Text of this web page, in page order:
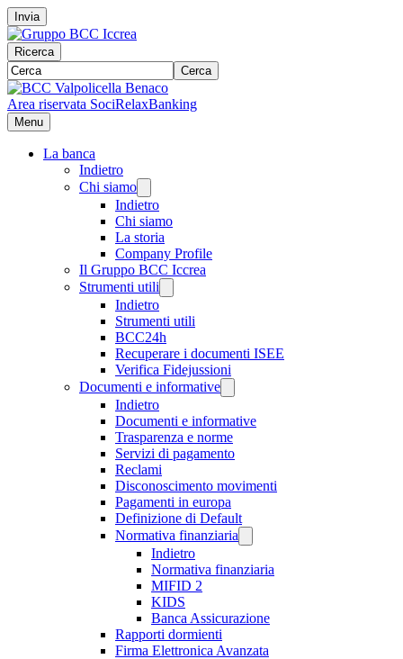
Invia
Ricerca
Cerca
Area riservata SociRelaxBanking
Menu
La banca
Indietro
Chi siamo
Indietro
Chi siamo
La storia
Company Profile
Il Gruppo BCC Iccrea
Strumenti utili
Indietro
Strumenti utili
BCC24h
Recuperare i documenti ISEE
Verifica Fidejussioni
Documenti e informative
Indietro
Documenti e informative
Trasparenza e norme
Servizi di pagamento
Reclami
Disconoscimento movimenti
Pagamenti in europa
Definizione di Default
Normativa finanziaria
Indietro
Normativa finanziaria
MIFID 2
KIDS
Banca Assicurazione
Rapporti dormienti
Firma Elettronica Avanzata